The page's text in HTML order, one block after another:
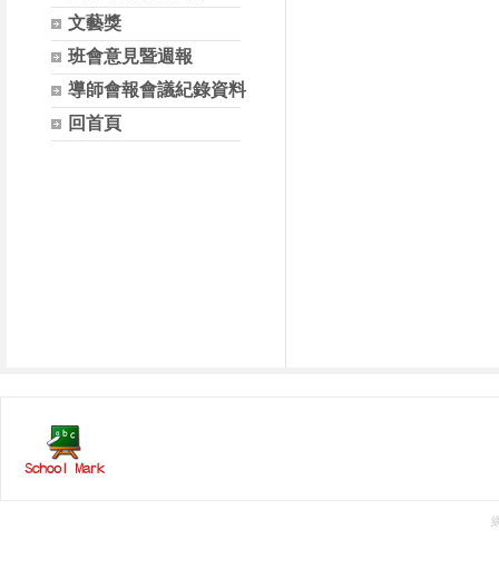
文藝獎
班會意見暨週報
導師會報會議紀錄資料
回首頁